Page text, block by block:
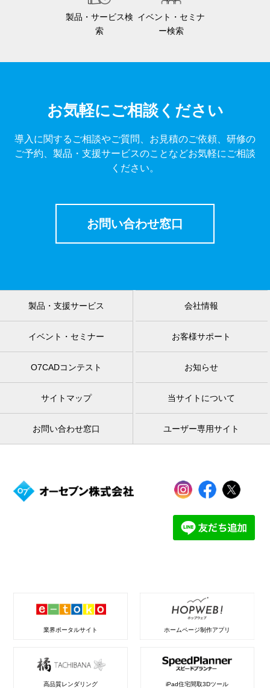
製品・サービス検
索
イベント・セミナ
ー検索
お気軽にご相談ください
導入に関するご相談やご質問、お見積のご依頼、研修の
ご予約、製品・支援サービスのことなどお気軽にご相談
ください。
お問い合わせ窓口
製品・支援サービス 会社情報
イベント・セミナー お客様サポート
O7CADコンテスト お知らせ
サイトマップ 当サイトについて
お問い合わせ窓口 ユーザー専用サイト
業界ポータルサイト ホームページ制作アプリ
高品質レンダリング iPad住宅間取3Dツール